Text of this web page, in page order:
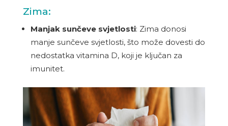
Zima:
Manjak sunčeve svjetlosti: Zima donosi
manje sunčeve svjetlosti, što može dovesti do
nedostatka vitamina D, koji je ključan za
imunitet.